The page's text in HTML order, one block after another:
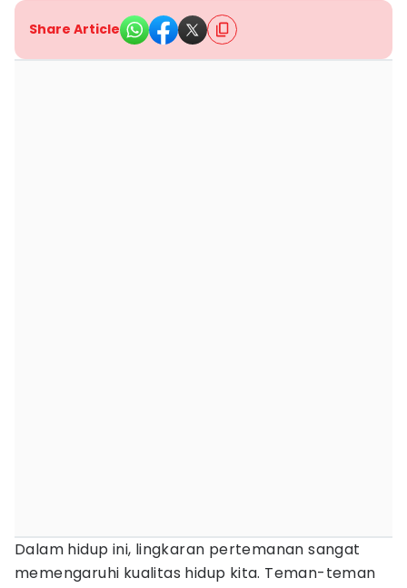
Share Article
Dalam hidup ini, lingkaran pertemanan sangat
memengaruhi kualitas hidup kita. Teman-teman